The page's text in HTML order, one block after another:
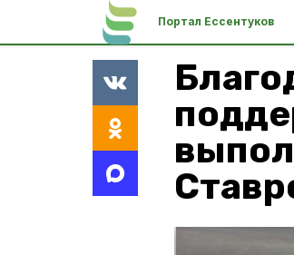
Портал Ессентуков